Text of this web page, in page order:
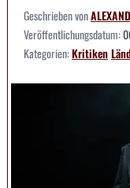
Geschrieben von
Veröffentlichungsdatum:
Kategorien:Kritiken